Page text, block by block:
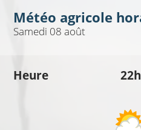
Météo agricole
Samedi 08 août
Heure 22h